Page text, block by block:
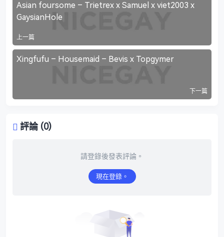
Asian foursome – Trietrex x Samuel x viet2003 x
GaysianHole
上一篇
Xingfufu – Housemaid – Bevis x Topgymer
下一篇
評論 (0)
請登錄後發表評論。
現在登錄。